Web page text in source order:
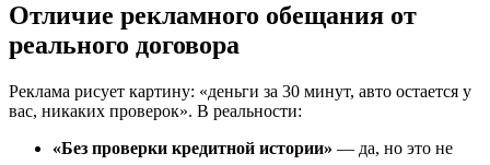
Отличие рекламного обещания от
реального договора
Реклама рисует картину: «деньги за 30 минут, авто остается у
вас, никаких проверок». В реальности:
«Без проверки кредитной истории» — да, но это не